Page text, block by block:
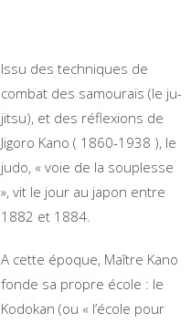
Issu des techniques de
combat des samouraïs (le ju-
jitsu), et des réflexions de
Jigoro Kano ( 1860-1938 ), le
judo, « voie de la souplesse
», vit le jour au japon entre
1882 et 1884.
A cette époque, Maître Kano
fonde sa propre école : le
Kodokan (ou « l’école pour